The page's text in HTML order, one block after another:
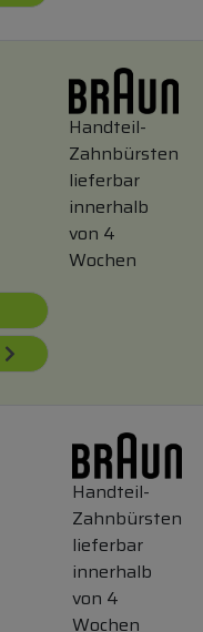
Handteil-
Zahnbürsten
lieferbar
innerhalb
von 4
Wochen
Handteil-
Zahnbürsten
lieferbar
innerhalb
von 4
Wochen